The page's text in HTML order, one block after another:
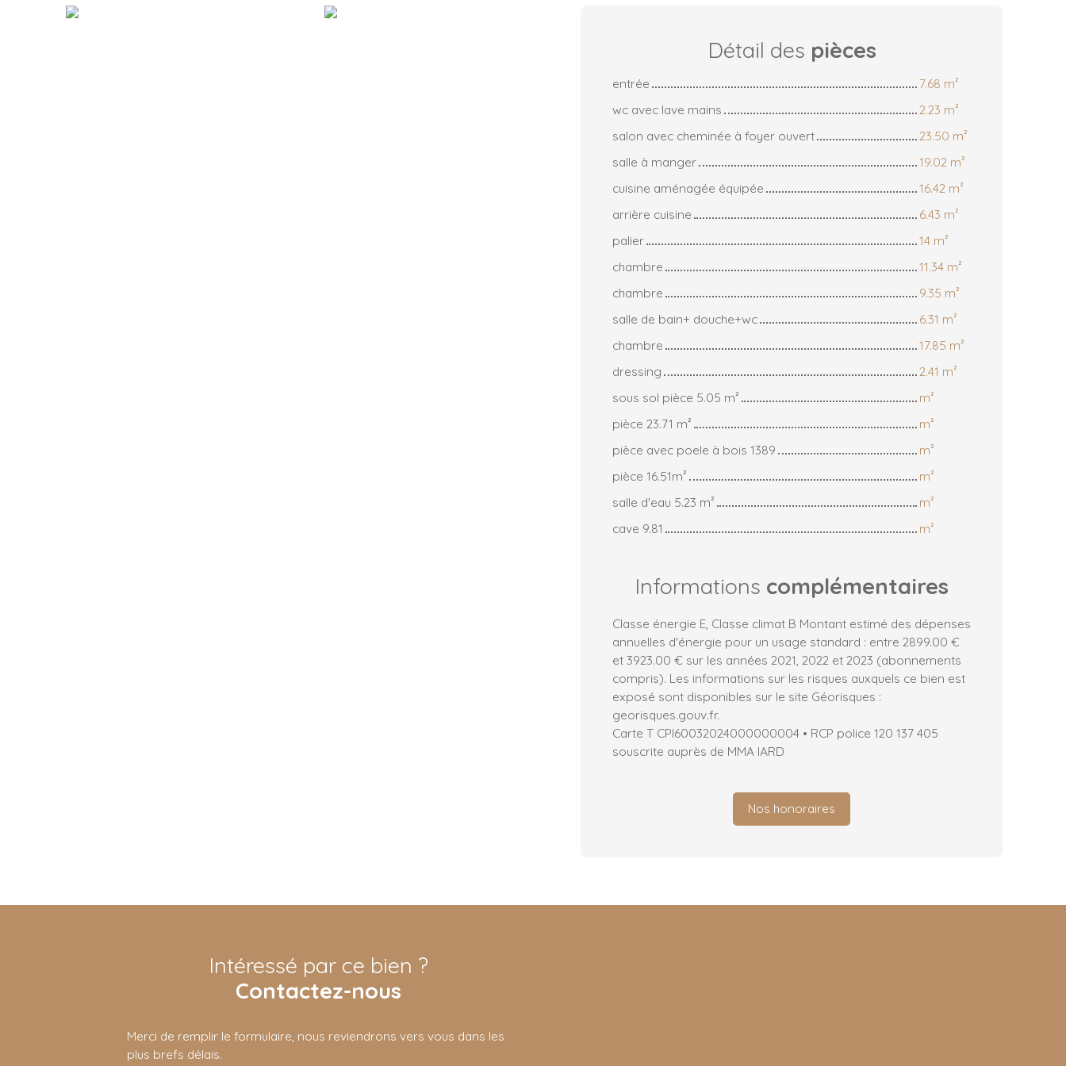
Détail des pièces
entrée
7.68 m²
wc avec lave mains
2.23 m²
salon avec cheminée à foyer ouvert
23.50 m²
salle à manger
19.02 m²
cuisine aménagée équipée
16.42 m²
arrière cuisine
6.43 m²
palier
14 m²
chambre
11.34 m²
chambre
9.35 m²
salle de bain+ douche+wc
6.31 m²
chambre
17.85 m²
dressing
2.41 m²
sous sol pièce 5.05 m²
m²
pièce 23.71 m²
m²
pièce avec poele à bois 1389
m²
pièce 16.51m²
m²
salle d'eau 5.23 m²
m²
cave 9.81
m²
Informations complémentaires
Classe énergie E, Classe climat B Montant estimé des dépenses
annuelles d'énergie pour un usage standard : entre 2899.00 €
et 3923.00 € sur les années 2021, 2022 et 2023 (abonnements
compris). Les informations sur les risques auxquels ce bien est
exposé sont disponibles sur le site Géorisques :
georisques.gouv.fr.
Carte T CPI60032024000000004 • RCP police 120 137 405
souscrite auprès de MMA IARD
Nos honoraires
Intéressé par ce bien ?
Contactez-nous
Merci de remplir le formulaire, nous reviendrons vers vous dans les
plus brefs délais.